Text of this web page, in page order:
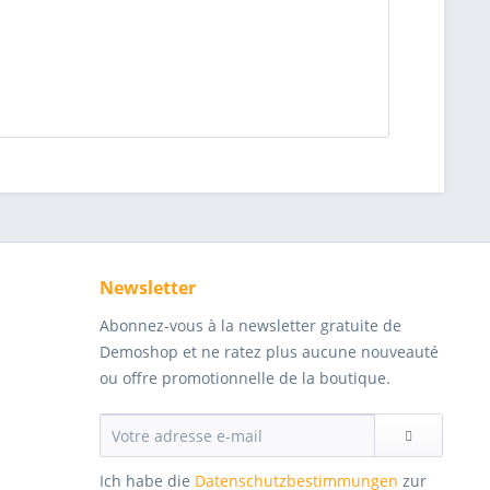
Newsletter
Abonnez-vous à la newsletter gratuite de
Demoshop et ne ratez plus aucune nouveauté
ou offre promotionnelle de la boutique.
Ich habe die Datenschutzbestimmungen zur